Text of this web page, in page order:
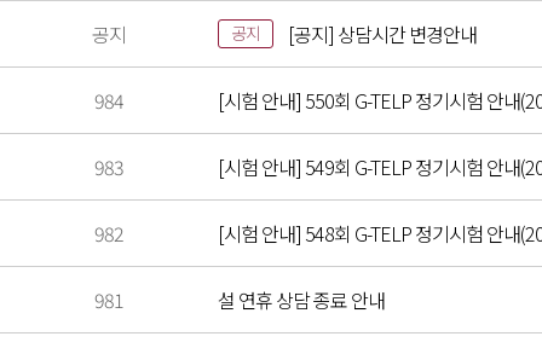
공지 공지 [공지] 상담시간 변경안내
984 [시험 안내] 550회 G-TELP 정기시험 안내
983 [시험 안내] 549회 G-TELP 정기시험 안내
982 [시험 안내] 548회 G-TELP 정기시험 안내
981 설 연휴 상담 종료 안내